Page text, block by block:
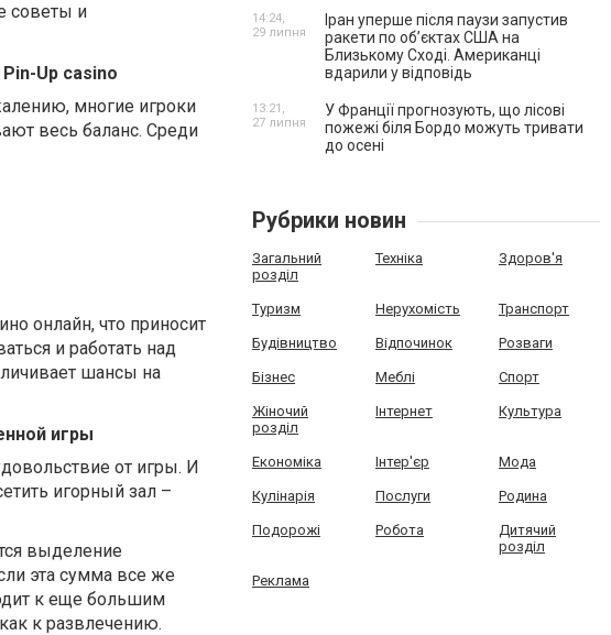
советы и
Up casino
многие игроки
весь баланс. Среди
онлайн, что приносит
и работать над
шансы на
игры
от игры. И
игорный зал –
выделение
эта сумма все же
к еще большим
к развлечению.
Іран уперше після паузи запустив
ракети по обʼєктах США на
Близькому Сході. Американці
вдарили у відповідь
14:24,
29 липня
У Франції прогнозують, що лісові
пожежі біля Бордо можуть тривати
до осені
13:21,
27 липня
Рубрики новин
Загальний
розділ
Техніка Здоров'я
Туризм Нерухомість Транспорт
Будівництво Відпочинок Розваги
Бізнес Меблі Спорт
Жіночий
розділ
Інтернет Культура
Економіка Інтер'єр Мода
Кулінарія Послуги Родина
Подорожі Робота
Дитячий
розділ
Реклама